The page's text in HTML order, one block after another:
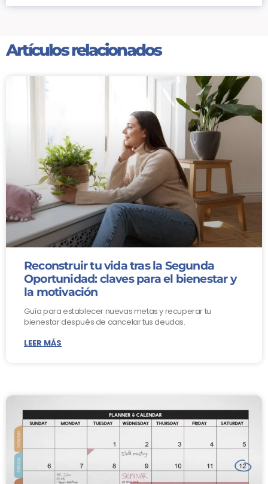
Artículos relacionados
Reconstruir tu vida tras la Segunda
Oportunidad: claves para el bienestar y
la motivación
Guía para establecer nuevas metas y recuperar tu
bienestar después de cancelar tus deudas.
LEER MÁS